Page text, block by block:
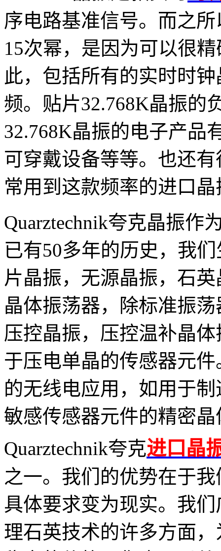
序电路基准信号。而之
15次幂，是因为可以很
此，包括所有的实时时
频。贴片32.768K晶振的
32.768K晶振的电子产品
可穿戴设备等等。也还
常用到这款频率的进口晶
Quarztechnik夸克晶振作
已有50多年的历史，我
片晶振， 无源晶振， 石英
晶体振荡器，
除标准振
压控晶振，压控温补晶
于压电单晶的传感器元
的无线电应用，如用于
敏感传感器元件的精密晶
Quarztechnik夸克进口晶
之一。我们的优势在于
具体要求变为现实。我
理石英技术的许多方面